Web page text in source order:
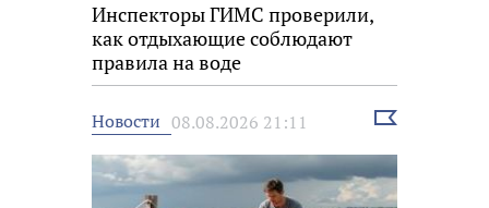
Инспекторы ГИМС проверили,
как отдыхающие соблюдают
правила на воде
Новости 08.08.2026 21:11
Выбрать